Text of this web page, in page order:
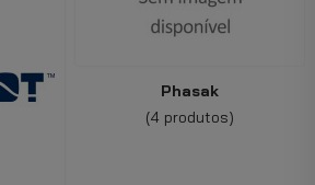
Phasak
(4 produtos)